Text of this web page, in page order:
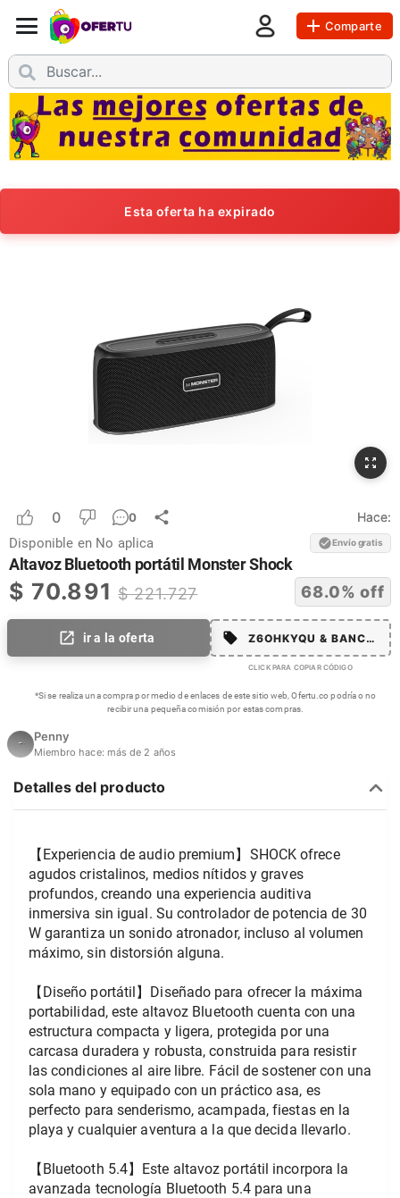
Comparte
Esta oferta ha expirado
0 0 Hace:
Disponible en No aplica Envío gratis
Altavoz Bluetooth portátil Monster Shock
$ 70.891 $221.727 68.0% off
ir a la oferta Z6OHKYQU &
CLICK PARA COPIAR CÓDIGO
*Si se realiza una compra por medio de enlaces de este sitio web, Ofertu.co podría o no
recibir una pequeña comisión por estas compras.
Penny
Miembro hace: más de 2 años
Detalles del producto
【Experiencia de audio premium】SHOCK ofrece
agudos cristalinos, medios nítidos y graves
profundos, creando una experiencia auditiva
inmersiva sin igual. Su controlador de potencia de 30
W garantiza un sonido atronador, incluso al volumen
máximo, sin distorsión alguna.
【Diseño portátil】Diseñado para ofrecer la máxima
portabilidad, este altavoz Bluetooth cuenta con una
estructura compacta y ligera, protegida por una
carcasa duradera y robusta, construida para resistir
las condiciones al aire libre. Fácil de sostener con una
sola mano y equipado con un práctico asa, es
perfecto para senderismo, acampada, fiestas en la
playa y cualquier aventura a la que decida llevarlo.
【Bluetooth 5.4】Este altavoz portátil incorpora la
avanzada tecnología Bluetooth 5.4 para una